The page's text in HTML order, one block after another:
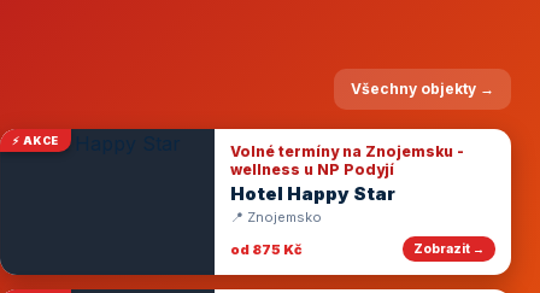
Všechny objekty →
⚡ AKCE
Volné termíny na Znojemsku -
wellness u NP Podyjí
Hotel Happy Star
📍 Znojemsko
od 875 Kč
Zobrazit →